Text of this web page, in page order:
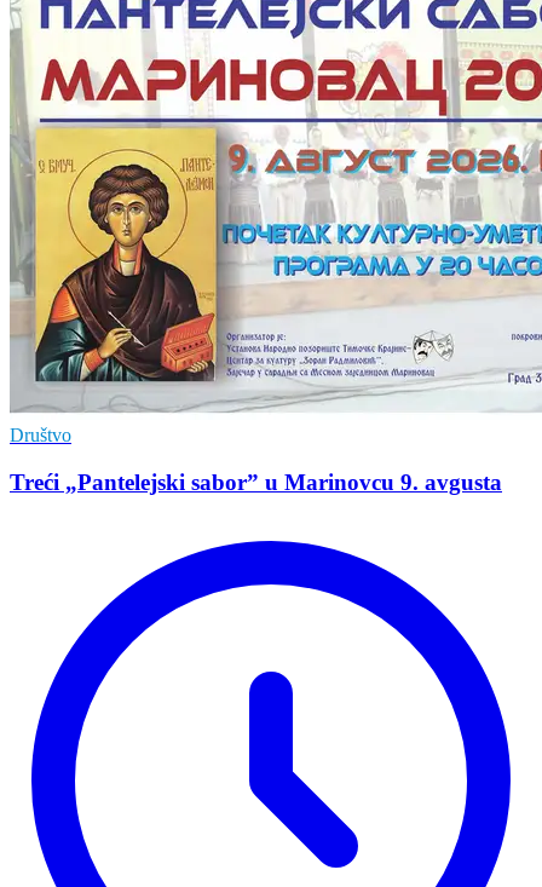
Društvo
Treći „Pantelejski sabor” u Marinovcu 9. avgusta